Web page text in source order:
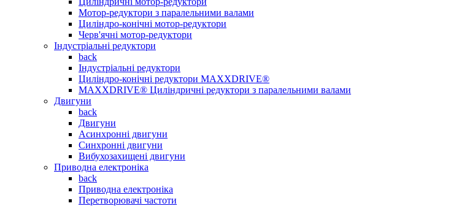
Мотор-редуктори з паралельними валами
Циліндро-конічні мотор-редуктори
Черв'ячні мотор-редуктори
Індустріальні редуктори
back
Індустріальні редуктори
Циліндро-конічні редуктори MAXXDRIVE®
MAXXDRIVE® Циліндричні редуктори з паралельними валами
Двигуни
back
Двигуни
Асинхронні двигуни
Синхронні двигуни
Вибухозахищені двигуни
Приводна електроніка
back
Приводна електроніка
Перетворювачі частоти